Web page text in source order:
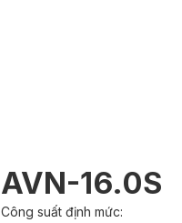
AVN-16.0S
Công suất định mức: